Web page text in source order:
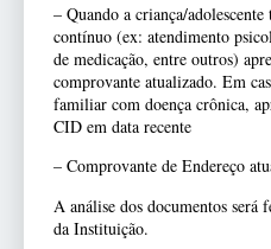
– Quando a criança/
contínuo (ex: atendimento
de medicação, entre outros)
comprovante atualizado. Em
familiar com doença crônica,
CID em data recente
– Comprovante de Endereço
A análise dos documentos será
da Instituição.